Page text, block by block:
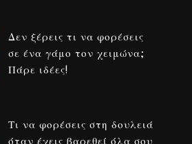
Δεν ξέρεις τι να φορέσεις
σε ένα γάμο τον χειμώνα;
Πάρε ιδέες!
Τι να φορέσεις στη δουλειά
όταν έχεις βαρεθεί όλα σου